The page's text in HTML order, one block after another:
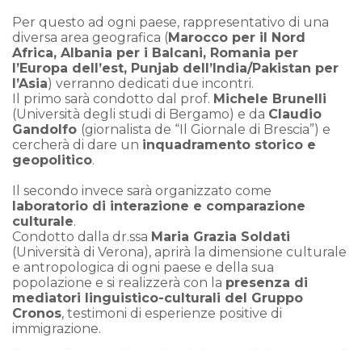
Per questo ad ogni paese, rappresentativo di una
diversa area geografica (Marocco per il Nord
Africa, Albania per i Balcani, Romania per
l’Europa dell’est, Punjab dell’India/Pakistan per
l’Asia) verranno dedicati due incontri.
Il primo sarà condotto dal prof. Michele Brunelli
(Università degli studi di Bergamo) e da Claudio
Gandolfo (giornalista de “Il Giornale di Brescia”) e
cercherà di dare un inquadramento storico e
geopolitico.
Il secondo invece sarà organizzato come
laboratorio di interazione e comparazione
culturale.
Condotto dalla dr.ssa Maria Grazia Soldati
(Università di Verona), aprirà la dimensione culturale
e antropologica di ogni paese e della sua
popolazione e si realizzerà con la presenza di
mediatori linguistico-culturali del Gruppo
Cronos, testimoni di esperienze positive di
immigrazione.